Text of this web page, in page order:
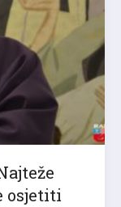
osjetiti